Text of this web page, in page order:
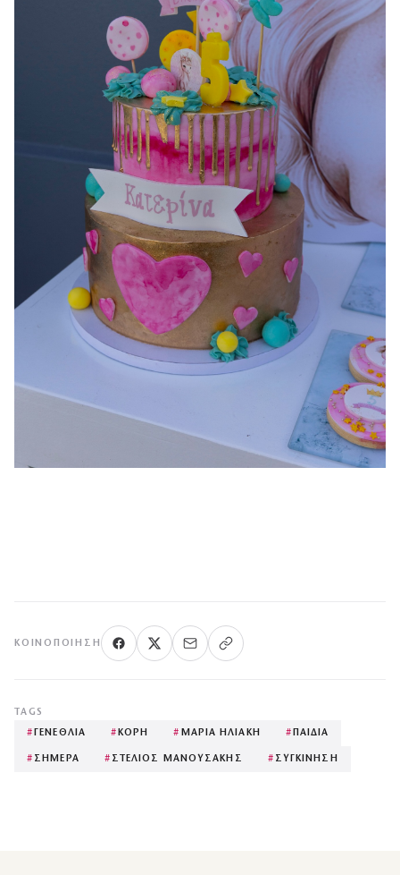
ΚΟΙΝΟΠΟΊΗΣΗ
TAGS
# ΓΕΝΕΘΛΙΑ # ΚΟΡΗ # ΜΑΡΙΑ ΗΛΙΑΚΗ # ΠΑΙΔΙΑ
# ΣΗΜΕΡΑ # ΣΤΕΛΙΟΣ ΜΑΝΟΥΣΑΚΗΣ # ΣΥΓΚΙΝΗΣΗ